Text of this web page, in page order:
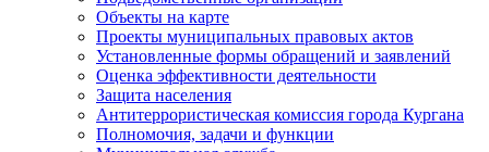
Объекты на карте
Проекты муниципальных правовых актов
Установленные формы обращений и заявлений
Оценка эффективности деятельности
Защита населения
Антитеррористическая комиссия города Кургана
Полномочия, задачи и функции